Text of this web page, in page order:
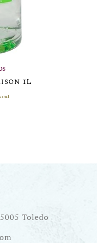
1L
incl.
Toledo